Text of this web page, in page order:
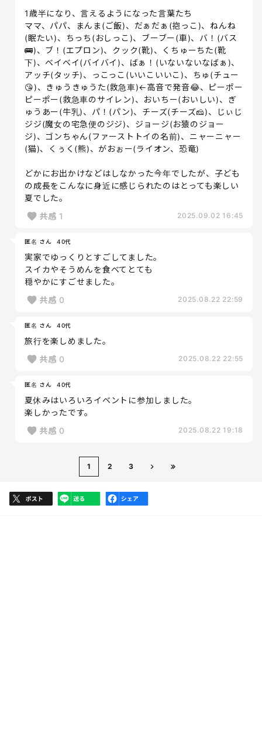
1歳半になり、言えるようになった言葉たち
ママ、パパ、まんま(ご飯)、だぁだぁ(抱っこ)、ねんね
(眠たい)、ちっち(おしっこ)、ブーブー(車)、バ！(バス
🚌)、ブ！(エプロン)、クック(靴)、くちゅーちた(靴
下)、ベイベイ(バイバイ)、ばぁ！(いないないなばぁ)、
アッチ(タッチ)、っこっこ(いいこいいこ)、ちゅ(チュー
😘)、きゅうきゅうた(救急車)←高音で発音😂、ピーポー
ピーポー(救急車のサイレン)、おいちー(おいしい)、ぎ
ゅうあー(牛乳)、パ！(パン)、チーズ(チーズ🧀)、じぃじ
ジジ(魔女の宅急便のジジ)、ジョージ(お猿のジョー
ジ)、ゴンちゃん(ファーストトイの名前)、ニャーニャー
(猫)、くぅく(熊)、がおぉー(ライオン、恐竜)
どかにお出かけなどはしなかった今年でしたが、子ども
の成長をこんなに身近に感じられたのはとっても楽しい
夏でした。
共感 1 2025.09.02 16:45
匿名 さん 40代
実家でゆっくりとすごしてました。
スイカやそうめんを食べてとても
穏やかにすごせました。
共感 0 2025.08.22 22:59
匿名 さん 40代
旅行を楽しめました。
共感 0 2025.08.22 22:55
匿名 さん 40代
夏休みはいろいろイベントに参加しました。
楽しかったです。
共感 0 2025.08.22 19:18
1 2 3